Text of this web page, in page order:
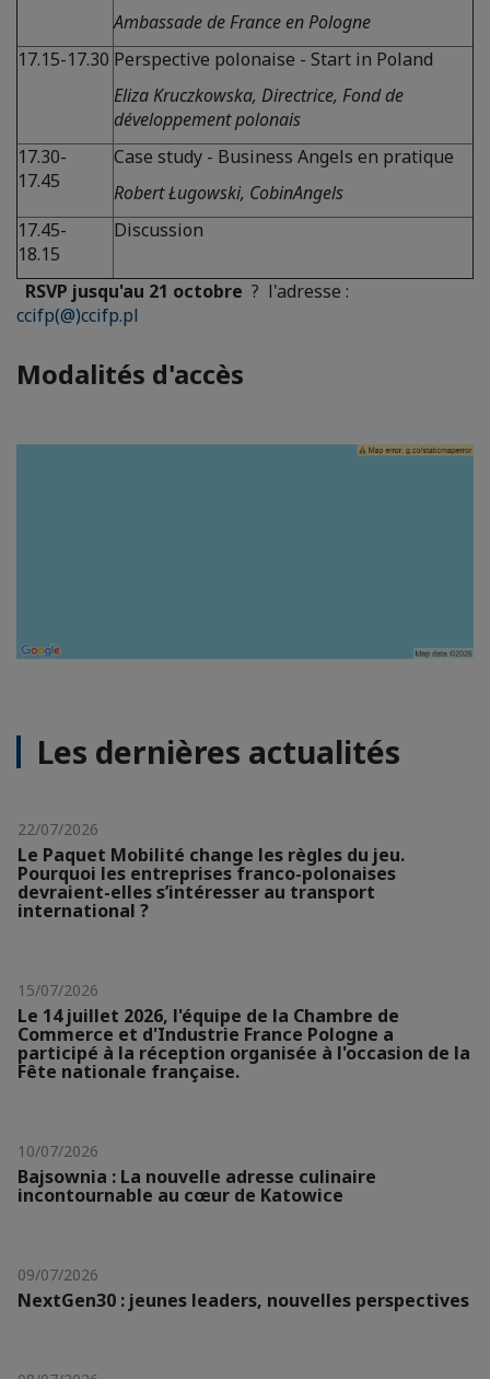
Ambassade de France en Pologne
17.15-17.30 Perspective polonaise - Start in Poland
Eliza Kruczkowska, Directrice, Fond de
développement polonais
17.30-
17.45
Case study - Business Angels en pratique
Robert Ługowski, CobinAngels
17.45-
18.15
Discussion
RSVP jusqu'au 21 octobre ? l'adresse :
ccifp(@)ccifp.pl
Modalités d'accès
Les dernières actualités
22/07/2026
Le Paquet Mobilité change les règles du jeu.
Pourquoi les entreprises franco-polonaises
devraient-elles s’intéresser au transport
international ?
15/07/2026
Le 14 juillet 2026, l'équipe de la Chambre de
Commerce et d'Industrie France Pologne a
participé à la réception organisée à l'occasion de la
Fête nationale française.
10/07/2026
Bajsownia : La nouvelle adresse culinaire
incontournable au cœur de Katowice
09/07/2026
NextGen30 : jeunes leaders, nouvelles perspectives